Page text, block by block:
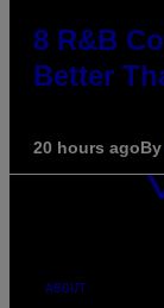
8 R&B
Better
20 hours agoBy
ABOUT